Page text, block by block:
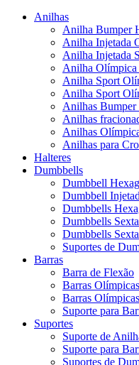
Anilhas
Anilha Bumper
Anilha Injetada
Anilha Injetada
Anilha Olímpica
Anilha Sport
Anilha Sport
Anilhas Bumper
Anilhas
Anilhas
Anilhas para
Halteres
Dumbbells
Dumbbell
Dumbbell
Dumbbells
Dumbbells
Dumbbells
Suportes de
Barras
Barra de Flexão
Barras Olímpicas
Barras
Suporte para
Suportes
Suporte de
Suporte para
Suportes de